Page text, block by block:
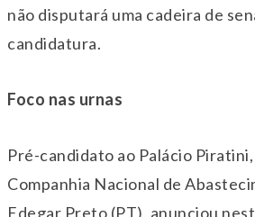
não disputará uma cadeira de
candidatura.
Foco nas urnas
Pré-candidato ao Palácio
Companhia Nacional de
Edegar Preto (PT), anunciou